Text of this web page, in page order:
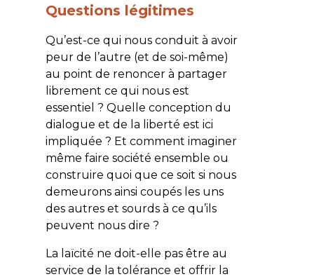
Questions légitimes
Qu’est-ce qui nous conduit à avoir
peur de l’autre (et de soi-même)
au point de renoncer à partager
librement ce qui nous est
essentiel ? Quelle conception du
dialogue et de la liberté est ici
impliquée ? Et comment imaginer
même faire société ensemble ou
construire quoi que ce soit si nous
demeurons ainsi coupés les uns
des autres et sourds à ce qu’ils
peuvent nous dire ?
La laïcité ne doit-elle pas être au
service de la tolérance et offrir la